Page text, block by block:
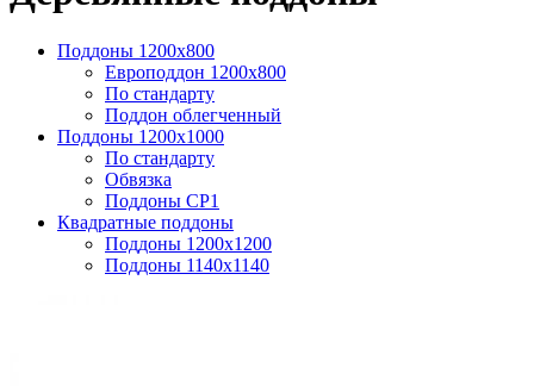
Поддоны 1200х800
Европоддон 1200x800
По стандарту
Поддон облегченный
Поддоны 1200x1000
По стандарту
Обвязка
Поддоны CP1
Квадратные поддоны
Поддоны 1200х1200
Поддоны 1140х1140